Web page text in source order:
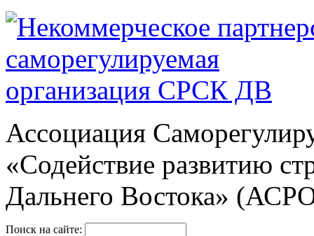
Ассоциация
«Содействие развитию
Дальнего Востока»
Поиск на сайте: